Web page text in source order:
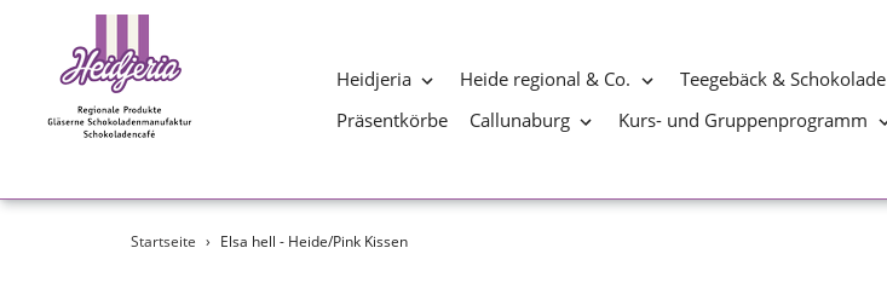
Heidjeria Heide regional & Co. Teegebäck & Schokolade
Präsentkörbe
Callunaburg Kurs- und Gruppenprogramm
Startseite › Elsa hell - Heide/Pink Kissen